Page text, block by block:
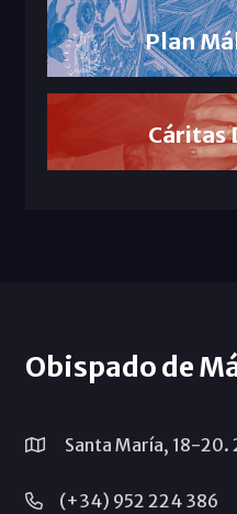
Plan
Cáritas
Obispado de
Santa María, 18-20.
(+34) 952 224 386